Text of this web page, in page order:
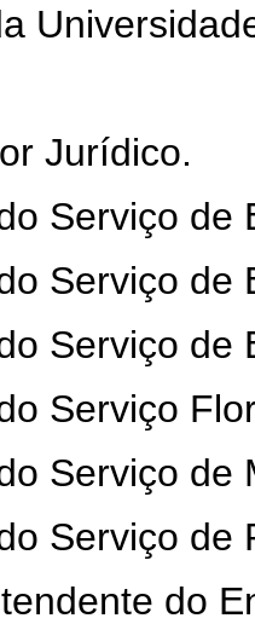
Jurídico.
de
de
de
de
de
do